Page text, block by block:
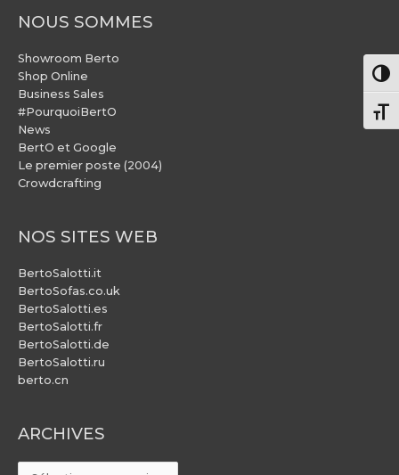
NOUS SOMMES
Showroom Berto
Shop Online
Business Sales
#PourquoiBertO
News
BertO et Google
Le premier poste (2004)
Crowdcrafting
NOS SITES WEB
BertoSalotti.it
BertoSofas.co.uk
BertoSalotti.es
BertoSalotti.fr
BertoSalotti.de
BertoSalotti.ru
berto.cn
ARCHIVES
ARCHIVES